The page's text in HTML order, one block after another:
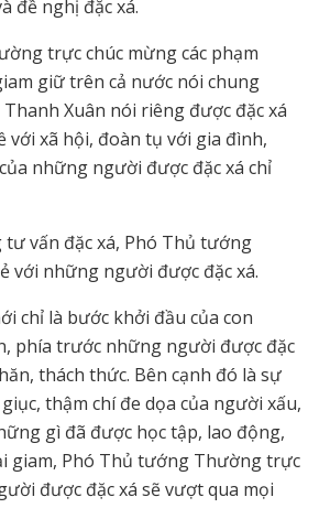
đề nghị đặc xá.
trực chúc mừng các phạm
giữ trên cả nước nói chung
Xuân nói riêng được đặc xá
với xã hội, đoàn tụ với gia đình,
những người được đặc xá chỉ
vấn đặc xá, Phó Thủ tướng
với những người được đặc xá.
chỉ là bước khởi đầu của con
phía trước những người được đặc
thách thức. Bên cạnh đó là sự
thậm chí đe dọa của người xấu,
gì đã được học tập, lao động,
giam, Phó Thủ tướng Thường trực
được đặc xá sẽ vượt qua mọi